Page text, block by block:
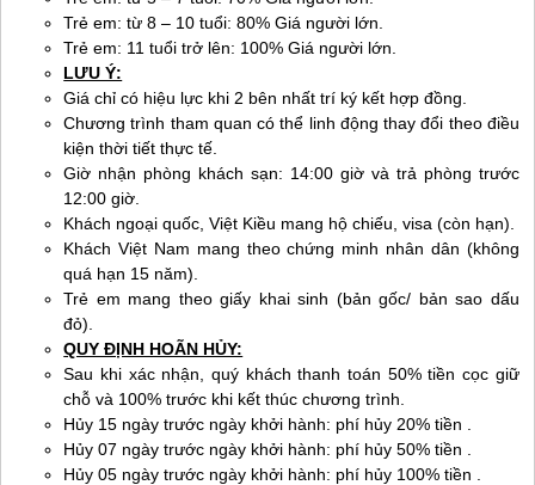
Trẻ em: từ 8 – 10 tuổi: 80% Giá người lớn.
Trẻ em: 11 tuổi trở lên: 100% Giá người lớn.
LƯU Ý:
Giá chỉ có hiệu lực khi 2 bên nhất trí ký kết hợp đồng.
Chương trình tham quan có thể linh động thay đổi theo điều
kiện thời tiết thực tế.
Giờ nhận phòng khách sạn: 14:00 giờ và trả phòng trước
12:00 giờ.
Khách ngoại quốc, Việt Kiều mang hộ chiếu, visa (còn hạn).
Khách Việt Nam mang theo chứng minh nhân dân (không
quá hạn 15 năm).
Trẻ em mang theo giấy khai sinh (bản gốc/ bản sao dấu
đỏ).
QUY ĐỊNH HOÃN HỦY:
Sau khi xác nhận, quý khách thanh toán 50% tiền cọc giữ
chỗ và 100% trước khi kết thúc chương trình.
Hủy 15 ngày trước ngày khởi hành: phí hủy 20% tiền .
Hủy 07 ngày trước ngày khởi hành: phí hủy 50% tiền .
Hủy 05 ngày trước ngày khởi hành: phí hủy 100% tiền .